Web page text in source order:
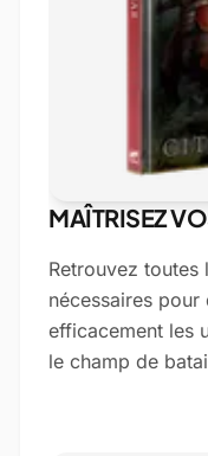
MAÎTRISEZ
Retrouvez
nécessaires
efficacement les
le champ de